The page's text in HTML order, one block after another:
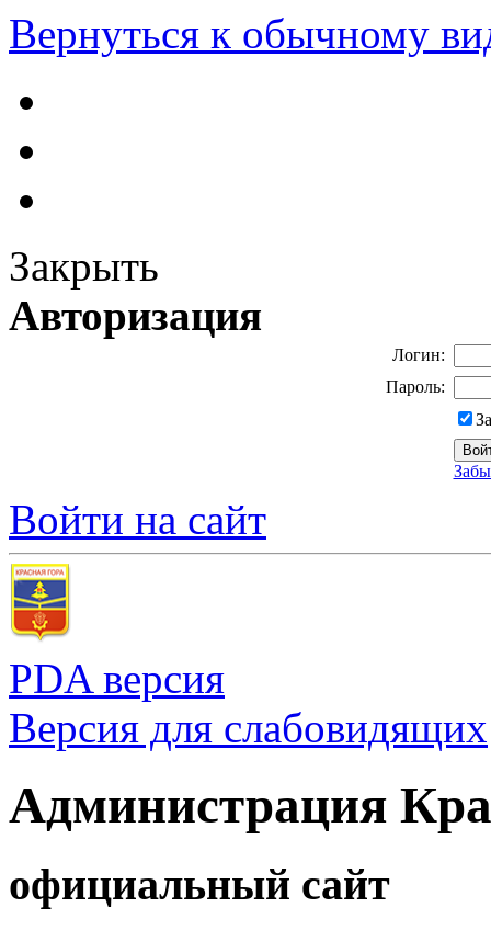
Вернуться к обычному
Закрыть
Авторизация
Логин:
Пароль:
Войти на сайт
PDA версия
Версия для слабовидящих
Администрация
официальный сайт